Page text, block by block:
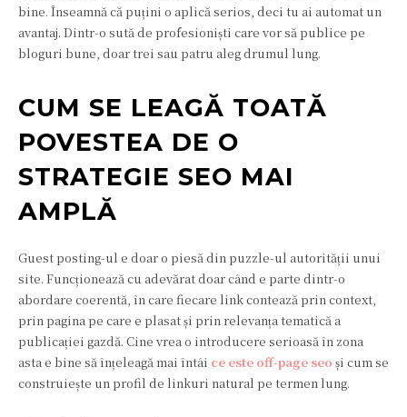
bine. Înseamnă că puțini o aplică serios, deci tu ai automat un
avantaj. Dintr-o sută de profesioniști care vor să publice pe
bloguri bune, doar trei sau patru aleg drumul lung.
CUM SE LEAGĂ TOATĂ
POVESTEA DE O
STRATEGIE SEO MAI
AMPLĂ
Guest posting-ul e doar o piesă din puzzle-ul autorității unui
site. Funcționează cu adevărat doar când e parte dintr-o
abordare coerentă, în care fiecare link contează prin context,
prin pagina pe care e plasat și prin relevanța tematică a
publicației gazdă. Cine vrea o introducere serioasă în zona
asta e bine să înțeleagă mai întâi ce este off-page seo și cum se
construiește un profil de linkuri natural pe termen lung.